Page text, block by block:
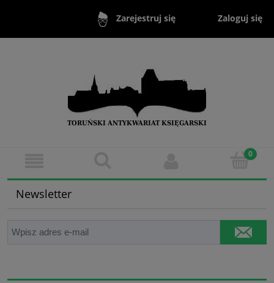
Zarejestruj się Zaloguj się
Newsletter